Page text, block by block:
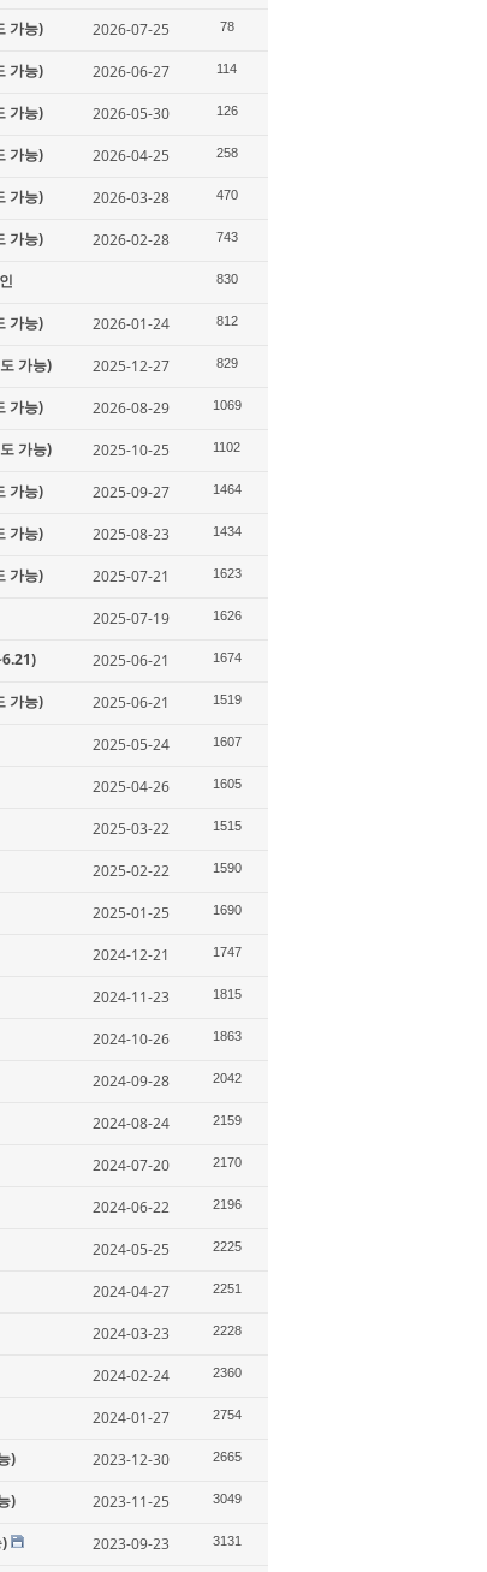
가능) 2026-07-25 78
가능) 2026-06-27 114
가능) 2026-05-30 126
가능) 2026-04-25 258
가능) 2026-03-28 470
가능) 2026-02-28 743
830
가능) 2026-01-24 812
가능) 2025-12-27 829
가능) 2026-08-29 1069
가능) 2025-10-25 1102
가능) 2025-09-27 1464
가능) 2025-08-23 1434
가능) 2025-07-21 1623
2025-07-19 1626
2025-06-21 1674
가능) 2025-06-21 1519
2025-05-24 1607
2025-04-26 1605
2025-03-22 1515
2025-02-22 1590
2025-01-25 1690
2024-12-21 1747
2024-11-23 1815
2024-10-26 1863
2024-09-28 2042
2024-08-24 2159
2024-07-20 2170
2024-06-22 2196
2024-05-25 2225
2024-04-27 2251
2024-03-23 2228
2024-02-24 2360
2024-01-27 2754
) 2023-12-30 2665
) 2023-11-25 3049
2023-09-23 3131